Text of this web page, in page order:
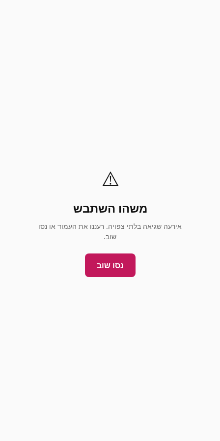
⚠️
משהו השתבש
אירעה שגיאה בלתי צפויה. רעננו את העמוד או נסו
שוב.
נסו שוב